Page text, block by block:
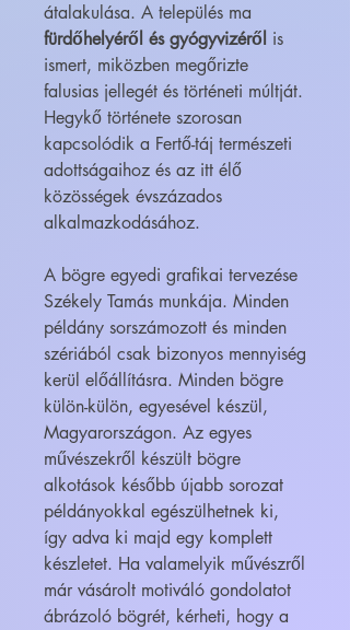
átalakulása. A település ma
fürdőhelyéről és gyógyvizéről is
ismert, miközben megőrizte
falusias jellegét és történeti múltját.
Hegykő története szorosan
kapcsolódik a Fertő-táj természeti
adottságaihoz és az itt élő
közösségek évszázados
alkalmazkodásához.
A bögre egyedi grafikai tervezése
Székely Tamás munkája. Minden
példány sorszámozott és minden
szériából csak bizonyos mennyiség
kerül előállításra. Minden bögre
külön-külön, egyesével készül,
Magyarországon. Az egyes
művészekről készült bögre
alkotások később újabb sorozat
példányokkal egészülhetnek ki,
így adva ki majd egy komplett
készletet. Ha valamelyik művészről
már vásárolt motiváló gondolatot
ábrázoló bögrét, kérheti, hogy a